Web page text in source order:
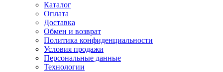
Каталог
Оплата
Доставка
Обмен и возврат
Политика конфиденциальности
Условия продажи
Персональные данные
Технологии